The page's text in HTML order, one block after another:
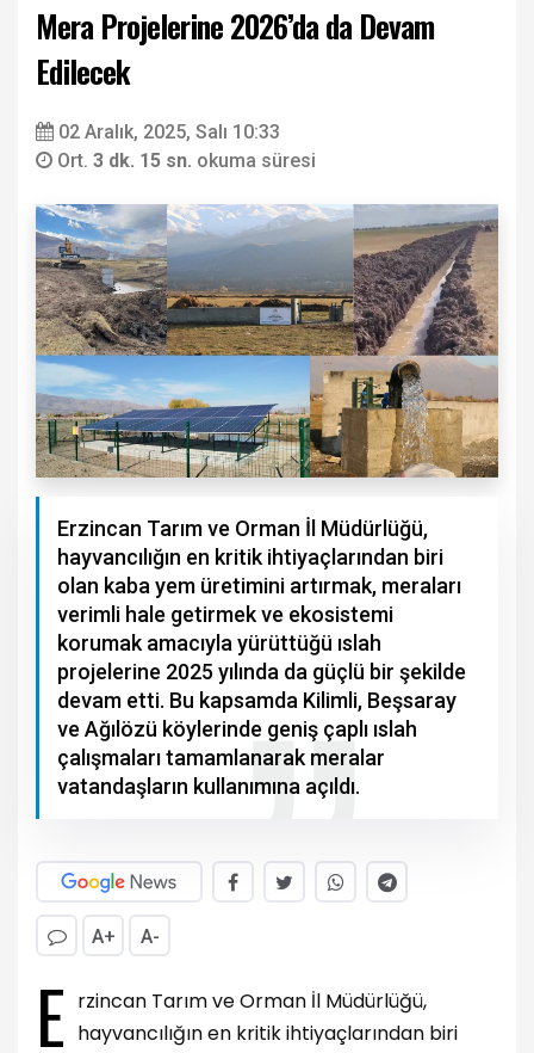
Mera Projelerine 2026’da da Devam
Edilecek
02 Aralık, 2025, Salı 10:33
Ort. 3 dk. 15 sn. okuma süresi
Erzincan Tarım ve Orman İl Müdürlüğü,
hayvancılığın en kritik ihtiyaçlarından biri
olan kaba yem üretimini artırmak, meraları
verimli hale getirmek ve ekosistemi
korumak amacıyla yürüttüğü ıslah
projelerine 2025 yılında da güçlü bir şekilde
devam etti. Bu kapsamda Kilimli, Beşsaray
ve Ağılözü köylerinde geniş çaplı ıslah
çalışmaları tamamlanarak meralar
vatandaşların kullanımına açıldı.
A+ A-
E rzincan Tarım ve Orman İl Müdürlüğü,
hayvancılığın en kritik ihtiyaçlarından biri